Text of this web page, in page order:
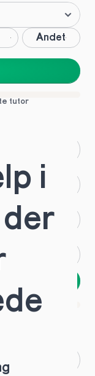
Andet
tutor
HF
EUX
Ved ikke
tutor
i